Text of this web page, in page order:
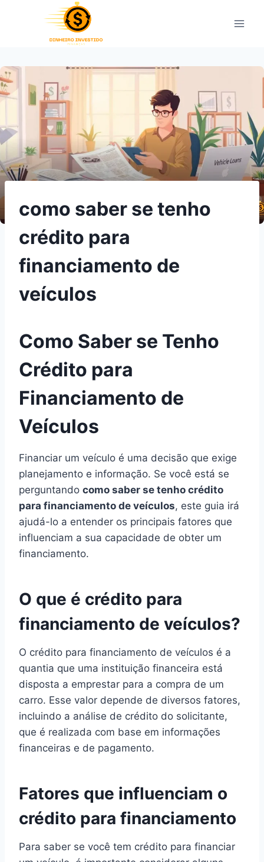
como saber se tenho
crédito para
financiamento de
veículos
Como Saber se Tenho
Crédito para
Financiamento de
Veículos
Financiar um veículo é uma decisão que exige
planejamento e informação. Se você está se
perguntando como saber se tenho crédito
para financiamento de veículos, este guia irá
ajudá-lo a entender os principais fatores que
influenciam a sua capacidade de obter um
financiamento.
O que é crédito para
financiamento de veículos?
O crédito para financiamento de veículos é a
quantia que uma instituição financeira está
disposta a emprestar para a compra de um
carro. Esse valor depende de diversos fatores,
incluindo a análise de crédito do solicitante,
que é realizada com base em informações
financeiras e de pagamento.
Fatores que influenciam o
crédito para financiamento
Para saber se você tem crédito para financiar